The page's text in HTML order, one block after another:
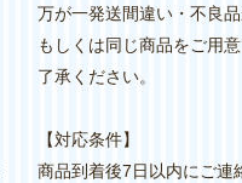
万が一発送間違い・不良
もしくは同じ商品をご用
了承ください。
【対応条件】
商品到着後7日以内にご連